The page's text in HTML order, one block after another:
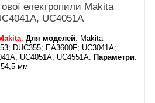
електропили Makita
UC4051A
.Для моделей: Makita
DUC355; EA3600F; UC3041A;
UC4051A; UC4551A.
Параметри:
мм